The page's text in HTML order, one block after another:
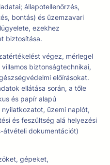
állapotellenőrzés,
bontás) és üzemzavari
ezekhez
biztosítása.
végez, mérlegel
biztonságtechnikai,
előírásokat.
ellátása során, a tőle
és papír alapú
üzemi naplót,
és feszültség alá helyezési
átvételi dokumentációt)
gépeket,